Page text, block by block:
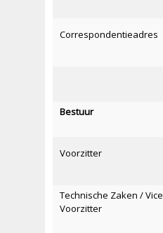
Correspondentieadres
Bestuur
Voorzitter
Technische Zaken / Vice
Voorzitter